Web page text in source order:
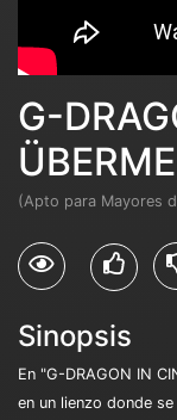
G-
(Apto para Mayores
Sinopsis
En "G-DRAGON IN
en un lienzo donde